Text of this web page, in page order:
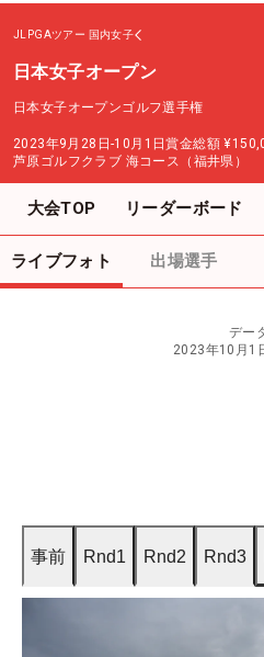
JLPGAツアー 国内女子
日本女子オープン
日本女子オープンゴルフ選手権
2023年9月28日-10月1日賞金総額
芦原ゴルフクラブ 海コース（福井県）
大会TOP リーダーボード
ライブフォト 出場選手
デー
2023年10月1
事前 Rnd1 Rnd2 Rnd3